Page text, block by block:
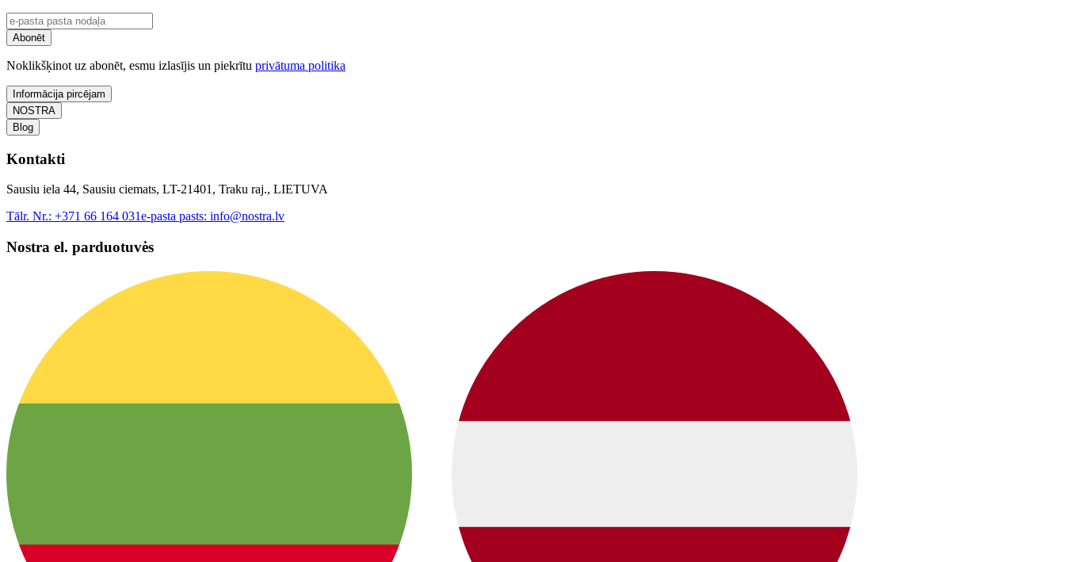
Abonēt
Noklikšķinot uz abonēt, esmu izlasījis un piekrītu privātuma politika
Informācija pircējam
NOSTRA
Blog
Kontakti
Sausiu iela 44, Sausiu ciemats, LT-21401, Traku raj., LIETUVA
Tālr. Nr.: +371 66 164 031e-pasta pasts: info@nostra.lv
Nostra el. parduotuvės